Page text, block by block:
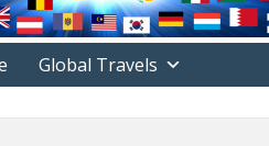
Global Travels